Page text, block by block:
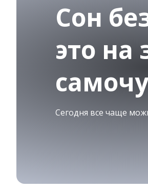
Сон
это на
Сегодня все чаще